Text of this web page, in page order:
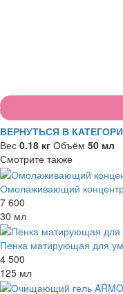
ВЕРНУТЬСЯ В
Вес 0.18 кг Объём 50 мл
Смотрите также
Омолаживающий
7 600
30 мл
Пенка матирующая для
4 500
125 мл